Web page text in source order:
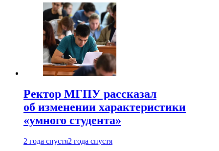
Ректор МГПУ рассказал
об изменении характеристики
«умного студента»
2 года спустя2 года спустя